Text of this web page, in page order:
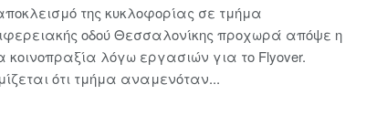
της κυκλοφορίας σε τμήμα
οδού Θεσσαλονίκης προχωρά απόψε η
κοινοπραξία λόγω εργασιών για το Flyover.
ότι τμήμα αναμενόταν...